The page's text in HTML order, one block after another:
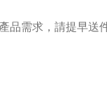
品需求，請提早送